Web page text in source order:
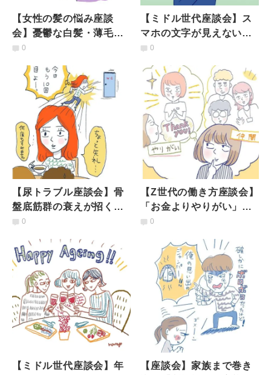
【女性の髪の悩み座談
会】憂鬱な白髪・薄毛問
題「隠す、生かす」それ
ルトーク
0
【ミドル世代座談会】ス
マホの文字が見えない…
避けられない「目の老
策してる？
0
【尿トラブル座談会】骨
盤底筋群の衰えが招く尿
漏れ、湯漏れ…相談しに
トーク
0
【Z世代の働き方座談会】
「お金よりやりがい」
「残業NG」？20代男女
トーク
0
【ミドル世代座談会】年
【座談会】家族まで巻き